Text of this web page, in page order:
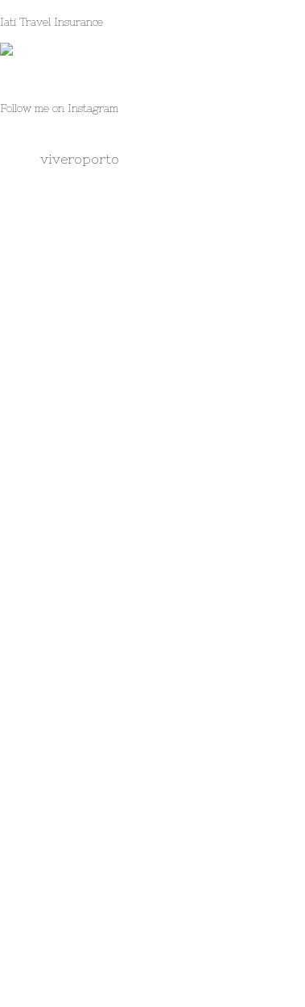
Iati Travel Insurance
Follow me on Instagram
viveroporto